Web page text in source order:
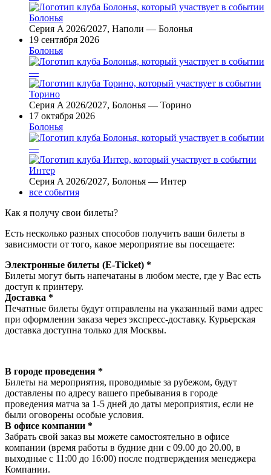
Болонья
Серия A 2026/2027, Наполи — Болонья
19 сентября 2026
Болонья
—
Торино
Серия A 2026/2027, Болонья — Торино
17 октября 2026
Болонья
—
Интер
Серия A 2026/2027, Болонья — Интер
все события
Как я получу свои билеты?
Есть несколько разных способов получить ваши билеты в
зависимости от того, какое мероприятие вы посещаете:
Электронные билеты (E-Ticket) *
Билеты могут быть напечатаны в любом месте, где у Вас есть
доступ к принтеру.
Доставка *
Печатные билеты будут отправлены на указанный вами адрес
при оформлении заказа через экспресс-доставку. Курьерская
доставка доступна только для Москвы.
В городе проведения *
Билеты на мероприятия, проводимые за рубежом, будут
доставлены по адресу вашего пребывания в городе
проведения матча за 1-5 дней до даты мероприятия, если не
были оговорены особые условия.
В офисе компании *
Забрать свой заказ вы можете самостоятельно в офисе
компании (время работы в будние дни с 09.00 до 20.00, в
выходные с 11:00 до 16:00) после подтверждения менеджера
Компании.